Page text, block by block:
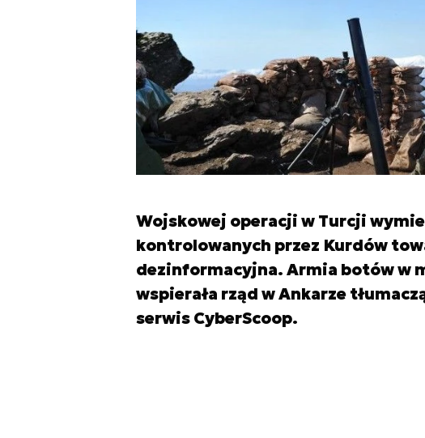
Wojskowej operacji w Turcji
kontrolowanych przez Kurdów
dezinformacyjna. Armia botów w
wspierała rząd w Ankarze
serwis CyberScoop.